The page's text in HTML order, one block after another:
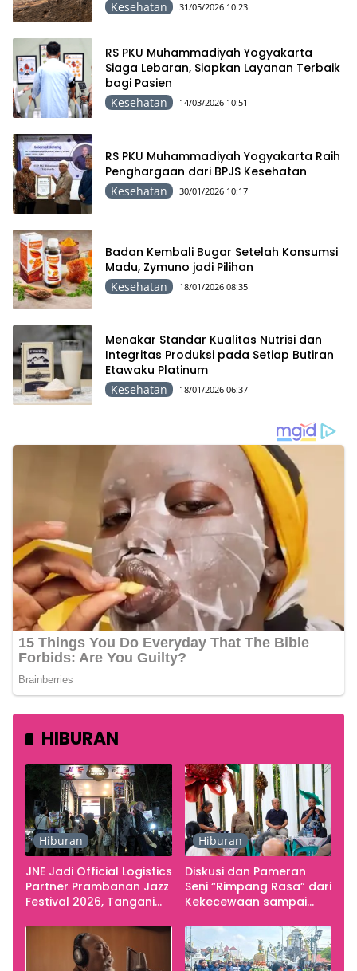
Kesehatan 31/05/2026 10:23
RS PKU Muhammadiyah Yogyakarta
Siaga Lebaran, Siapkan Layanan Terbaik
bagi Pasien
Kesehatan 14/03/2026 10:51
RS PKU Muhammadiyah Yogyakarta Raih
Penghargaan dari BPJS Kesehatan
Kesehatan 30/01/2026 10:17
Badan Kembali Bugar Setelah Konsumsi
Madu, Zymuno jadi Pilihan
Kesehatan 18/01/2026 08:35
Menakar Standar Kualitas Nutrisi dan
Integritas Produksi pada Setiap Butiran
Etawaku Platinum
Kesehatan 18/01/2026 06:37
HIBURAN
Hiburan
JNE Jadi Official Logistics
Partner Prambanan Jazz
Festival 2026, Tangani
Kebutuhan Konser
Hiburan
Diskusi dan Pameran
Seni “Rimpang Rasa” dari
Kekecewaan sampai
Yogyakarta sebagai
Pusat Pergerakan Seni
Rupa Indonesia